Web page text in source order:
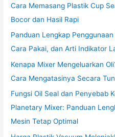
Cara Memasang Plastik Cup
Bocor dan Hasil Rapi
Panduan Lengkap
Cara Pakai, dan Arti Indikator
Kenapa Mixer Mengeluarkan
Cara Mengatasinya Secara
Fungsi Oil Seal dan Penyebab
Planetary Mixer: Panduan
Mesin Tetap Optimal